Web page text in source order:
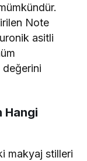
Note
asitli
Hangi
makyaj stilleri